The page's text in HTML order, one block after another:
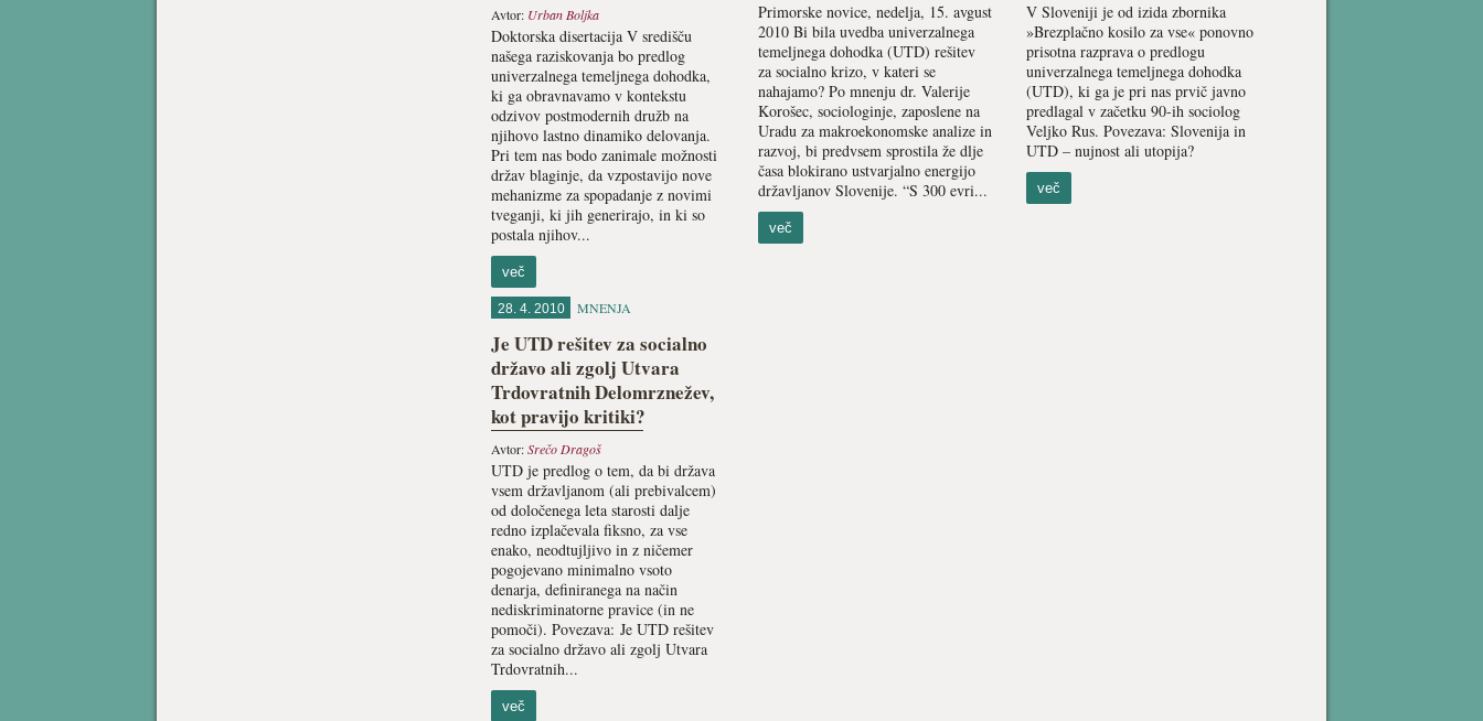
Avtor: Urban Boljka
Doktorska disertacija V središču
našega raziskovanja bo predlog
univerzalnega temeljnega dohodka,
ki ga obravnavamo v kontekstu
odzivov postmodernih družb na
njihovo lastno dinamiko delovanja.
Pri tem nas bodo zanimale možnosti
držav blaginje, da vzpostavijo nove
mehanizme za spopadanje z novimi
tveganji, ki jih generirajo, in ki so
postala njihov...
več
Primorske novice, nedelja, 15. avgust
2010 Bi bila uvedba univerzalnega
temeljnega dohodka (UTD) rešitev
za socialno krizo, v kateri se
nahajamo? Po mnenju dr. Valerije
Korošec, sociologinje, zaposlene na
Uradu za makroekonomske analize in
razvoj, bi predvsem sprostila že dlje
časa blokirano ustvarjalno energijo
državljanov Slovenije. “S 300 evri...
več
V Sloveniji je od izida zbornika
»Brezplačno kosilo za vse« ponovno
prisotna razprava o predlogu
univerzalnega temeljnega dohodka
(UTD), ki ga je pri nas prvič javno
predlagal v začetku 90-ih sociolog
Veljko Rus. Povezava: Slovenija in
UTD – nujnost ali utopija?
več
28. 4. 2010 MNENJA
Je UTD rešitev za socialno
državo ali zgolj Utvara
Trdovratnih Delomrznežev,
kot pravijo kritiki?
Avtor:Srečo Dragoš
UTD je predlog o tem, da bi država
vsem državljanom (ali prebivalcem)
od določenega leta starosti dalje
redno izplačevala fiksno, za vse
enako, neodtujljivo in z ničemer
pogojevano minimalno vsoto
denarja, definiranega na način
nediskriminatorne pravice (in ne
pomoči). Povezava: Je UTD rešitev
za socialno državo ali zgolj Utvara
Trdovratnih...
več